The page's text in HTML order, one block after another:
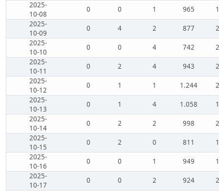
2025-
10-08
0 0 1 965
2025-
10-09
0 4 2 877
2025-
10-10
0 0 4 742
2025-
10-11
0 2 4 943
2025-
10-12
0 1 1 1.244
2025-
10-13
0 1 4 1.058
2025-
10-14
0 2 2 998
2025-
10-15
0 2 0 811
2025-
10-16
0 0 1 949
2025-
10-17
0 0 2 924